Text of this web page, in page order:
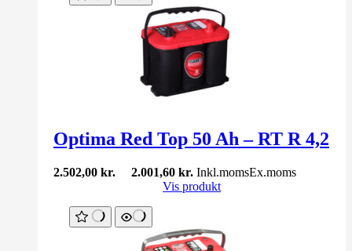
Optima Red Top 50 Ah – RT R 4,2
2.502,00 kr. 2.001,60 kr. Inkl.momsEx.moms
Vis produkt